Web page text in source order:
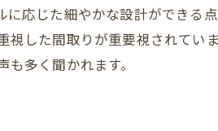
タイル変化に強い注文住宅設計
成別に考える注文住宅の間取り事例
応じた細やかな設計ができる
した間取りが重要視されてい
多く聞かれます。